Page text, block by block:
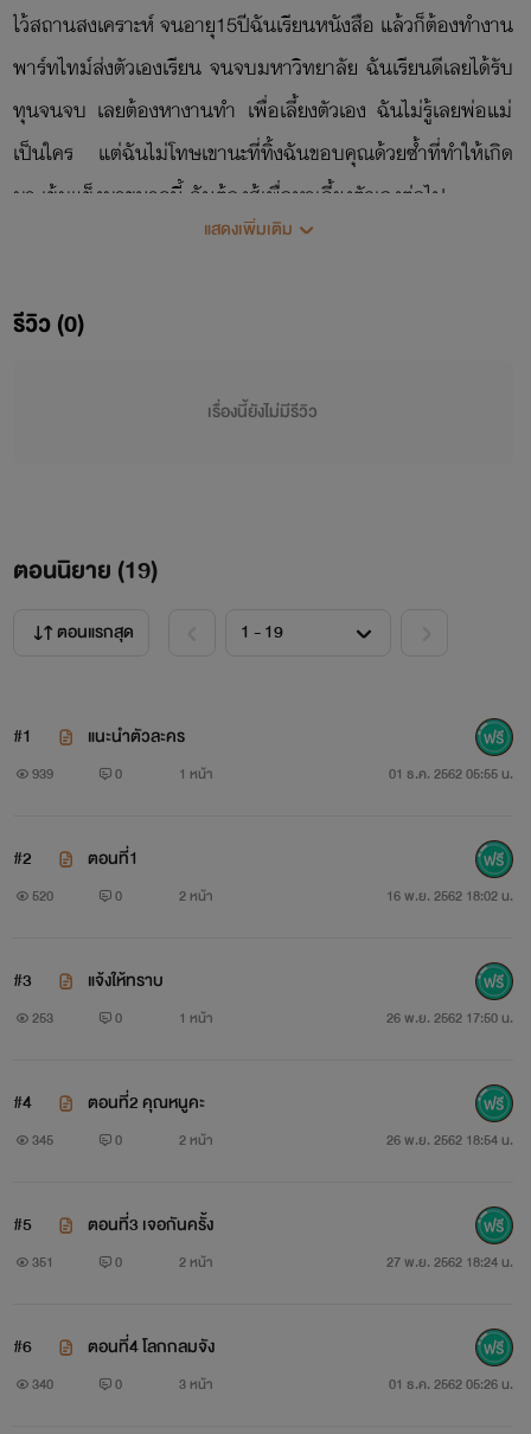
ไว้สถานสงเคราะห์ จนอายุ15ปีฉันเรียนหนังสือ แล้วก็ต้องทำงาน
พาร์ทไทม์ส่งตัวเองเรียน จนจบมหาวิทยาลัย ฉันเรียนดีเลยได้รับ
ทุนจนจบ เลยต้องหางานทำ เพื่อเลี้ยงตัวเอง ฉันไม่รู้เลยพ่อแม่
เป็นใคร แต่ฉันไม่โทษเขานะที่ทิ้งฉันขอบคุณด้วยซ้ำที่ทำให้เกิด
มา เข้มแข็งมาขนาดนี้ ฉันต้องสู้เพื่อหาเลี้ยงตัวเองต่อไป
แสดงเพิ่มเติม
รีวิว (0)
เรื่องนี้ยังไม่มีรีวิว
ตอนนิยาย (19)
ตอนแรกสุด
#1 แนะนำตัวละคร
939 0 1 หน้า 01 ธ.ค. 2562 05:55 น.
#2 ตอนที่1
520 0 2 หน้า 16 พ.ย. 2562 18:02 น.
#3 แจ้งให้ทราบ
253 0 1 หน้า 26 พ.ย. 2562 17:50 น.
#4 ตอนที่2 คุณหนูคะ
345 0 2 หน้า 26 พ.ย. 2562 18:54 น.
#5 ตอนที่3 เจอกันครั้ง
351 0 2 หน้า 27 พ.ย. 2562 18:24 น.
#6 ตอนที่4 โลกกลมจัง
340 0 3 หน้า 01 ธ.ค. 2562 05:26 น.